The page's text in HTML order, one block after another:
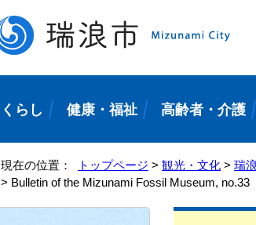
くらし 健康・福祉 高齢者・介護
現在の位置： トップページ > 観光・文化 > 瑞
> Bulletin of the Mizunami Fossil Museum, no.33